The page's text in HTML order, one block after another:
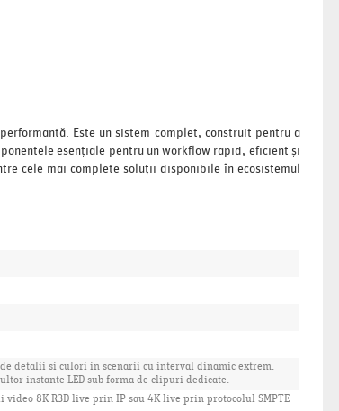
Este un sistem complet, construit pentru a
esențiale pentru un workflow rapid, eficient și
cele mai complete soluții disponibile în ecosistemul
detalii si culori in scenarii cu interval dinamic extrem.
instante LED sub forma de clipuri dedicate.
8K R3D live prin IP sau 4K live prin protocolul SMPTE